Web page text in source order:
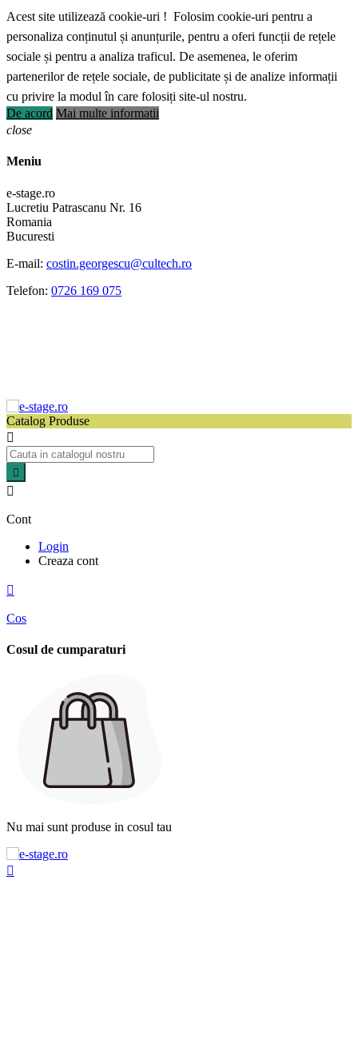
Acest site utilizează cookie-uri ! Folosim cookie-uri pentru a
personaliza conținutul și anunțurile, pentru a oferi funcții de rețele
sociale și pentru a analiza traficul. De asemenea, le oferim
partenerilor de rețele sociale, de publicitate și de analize informații
cu privire la modul în care folosiți site-ul nostru.
De acord Mai multe informatii
close
Meniu
e-stage.ro
Lucretiu Patrascanu Nr. 16
Romania
Bucuresti
E-mail: costin.georgescu@cultech.ro
Telefon: 0726 169 075
Catalog Produse



Cont
Login
Creaza cont

Cos
Cosul de cumparaturi
Nu mai sunt produse in cosul tau
